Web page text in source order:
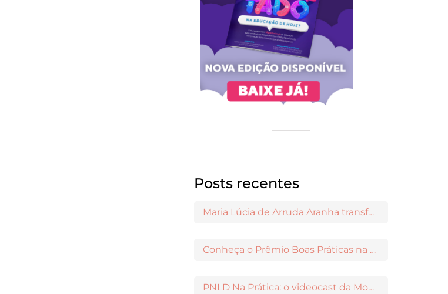
Posts recentes
Maria Lúcia de Arruda Aranha transformou o ensino de Filosofia no Brasil
Conheça o Prêmio Boas Práticas na Escola
PNLD Na Prática: o videocast da Moderna para apoiar a escolha das obras aprovadas